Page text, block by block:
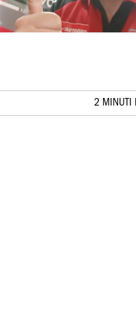
2 MINUTI